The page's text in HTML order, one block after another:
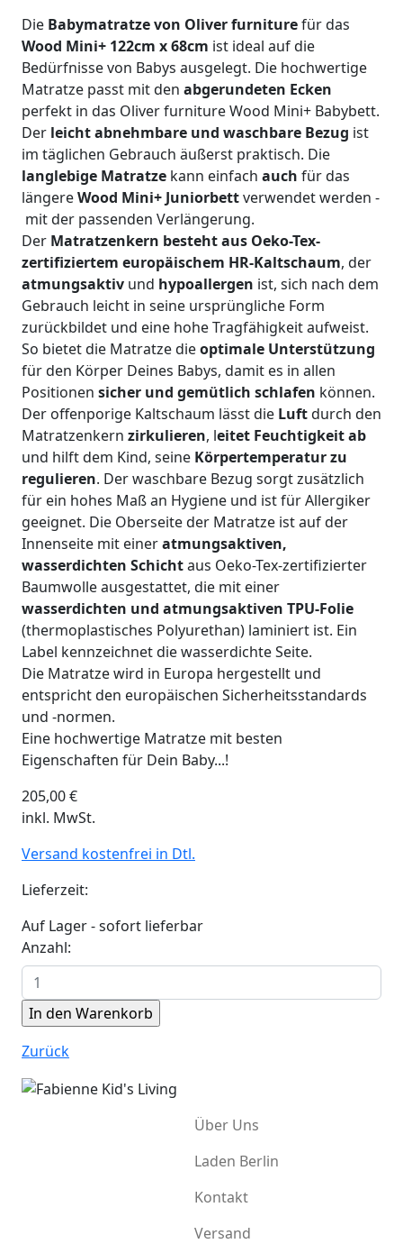
Die Babymatratze von Oliver furniturefür das
Wood Mini+ 122cm x 68cm ist ideal auf die
Bedürfnisse von Babys ausgelegt. Die hochwertige
Matratze passt mit den abgerundeten Ecken
perfekt in das Oliver furniture Wood Mini+ Babybett.
Der leicht abnehmbare und waschbare Bezug ist
im täglichen Gebrauch äußerst praktisch. Die
langlebige Matratze kann einfach auch für das
längereWood Mini+ Juniorbettverwendet werden -
mit der passenden Verlängerung.
Der Matratzenkern besteht aus Oeko-Tex-
zertifiziertem europäischem HR-Kaltschaum, der
atmungsaktiv und hypoallergen ist, sich nach dem
Gebrauch leicht in seine ursprüngliche Form
zurückbildet und eine hohe Tragfähigkeit aufweist.
So bietet die Matratze dieoptimale Unterstützung
für den Körper Deines Babys, damit es in allen
Positionen sicher und gemütlich schlafen können.
Der offenporige Kaltschaum lässt die Luftdurch den
Matratzenkern zirkulieren, leitet Feuchtigkeit ab
und hilft dem Kind, seine Körpertemperatur zu
regulieren. Der waschbare Bezug sorgt zusätzlich
für ein hohes Maß an Hygiene und ist für Allergiker
geeignet. Die Oberseite der Matratze ist auf der
Innenseite mit eineratmungsaktiven,
wasserdichten Schichtaus Oeko-Tex-zertifizierter
Baumwolle ausgestattet, die mit einer
wasserdichten und atmungsaktiven TPU-Folie
(thermoplastisches Polyurethan) laminiert ist. Ein
Label kennzeichnet die wasserdichte Seite.
Die Matratze wird in Europa hergestellt und
entspricht den europäischen Sicherheitsstandards
und -normen.
Eine hochwertige Matratze mit besten
Eigenschaften für Dein Baby...!
205,00€
inkl. MwSt.
Versand kostenfrei in Dtl.
Lieferzeit:
Auf Lager - sofort lieferbar
Anzahl:
Zurück
Über Uns
Laden Berlin
Kontakt
Versand